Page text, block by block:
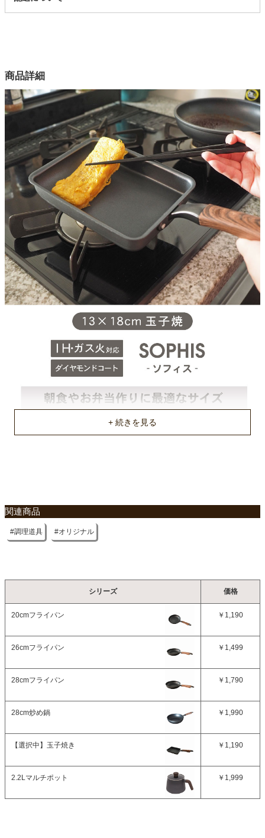
家電・照明器具
インテリア雑貨
ガーデン
タワー
21000247
1色
本体
アルミニウム合金
はり底
ステンレス（クロム16％）
底の厚さ
2.5mm(はり底含む)
ハンドル
フェノール樹脂(耐熱温度250℃)
内面
フッ素樹脂塗膜加工
外面
商品詳細
関連商品
調理道具 オリジナル
シリーズ 価格
20cmフライパン ￥1,190
26cmフライパン ￥1,499
28cmフライパン ￥1,790
28cm炒め鍋 ￥1,990
【選択中】 玉子焼き ￥1,190
2.2Lマルチポット ￥1,999